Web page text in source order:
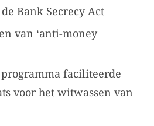
Bank Secrecy Act
van ‘anti-money
faciliteerde
voor het witwassen van